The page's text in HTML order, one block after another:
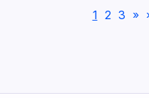
1 2 3 »